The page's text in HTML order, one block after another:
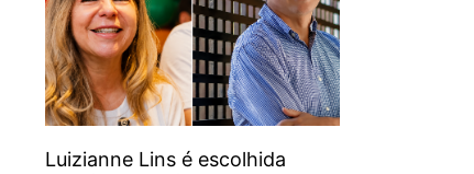
Luizianne Lins é escolhida